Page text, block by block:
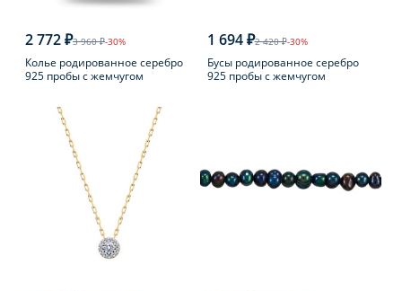
2 772 ₽3 960 ₽-30%
Колье родированное серебро
925 пробы с жемчугом
1 694 ₽2 420 ₽-30%
Бусы родированное серебро
925 пробы с жемчугом